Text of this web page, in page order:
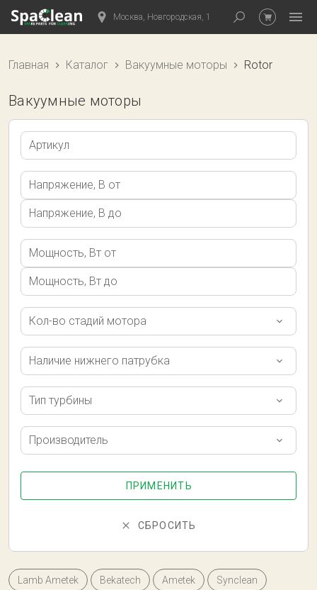
Москва, Новгородская, 1
Главная Каталог Вакуумные моторы Rotor
Вакуумные моторы
Артикул
Напряжение, В от
Напряжение, В до
Мощность, Вт от
Мощность, Вт до
Кол-во стадий мотора
Наличие нижнего патрубка
Тип турбины
Производитель
ПРИМЕНИТЬ
СБРОСИТЬ
Lamb Ametek Bekatech Ametek Synclean